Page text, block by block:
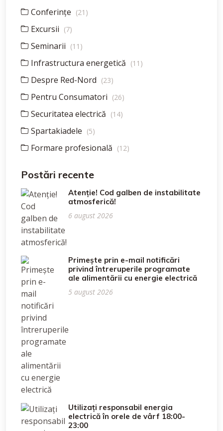
Conferințe (21)
Excursii (7)
Seminarii (11)
Infrastructura energetică (11)
Despre Red-Nord (23)
Pentru Consumatori (26)
Securitatea electrică (14)
Spartakiadele (5)
Formare profesională (12)
Postări recente
Atenție! Cod galben de instabilitate
atmosferică!
6 august 2026
Primește prin e-mail notificări
privind întreruperile programate
ale alimentării cu energie electrică
5 august 2026
Utilizați responsabil energia
electrică în orele de vârf 18:00-
23:00